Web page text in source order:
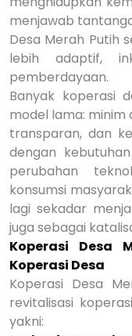
menjawab
Desa Merah Putih
lebih adaptif,
pemberdayaan.
Banyak koperasi
model lama: minim
transparan, dan
dengan
perubahan
konsumsi
lagi sekadar
juga sebagai
Koperasi Desa
Koperasi Desa
Koperasi Desa
revitalisasi
yakni: